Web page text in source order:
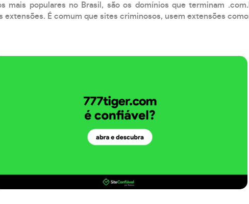
mais populares no Brasil, são os domínios que terminam
extensões. É comum que sites criminosos, usem extensões